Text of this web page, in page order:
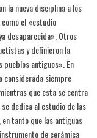
la nueva disciplina a los
el «estudio
desaparecida». Otros
y definieron la
pueblos antiguos». En
considerada siempre
que esta se centra
dedica al estudio de las
tanto que las antiguas
de cerámica